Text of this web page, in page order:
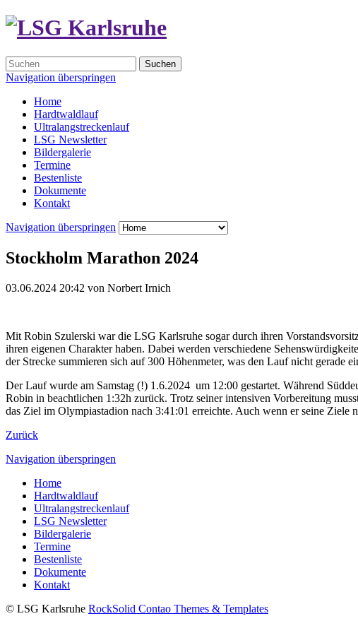
Suchen
Navigation überspringen
Home
Hardtwaldlauf
Ultralangstreckenlauf
LSG Newsletter
Bildergalerie
Termine
Bestenliste
Dokumente
Kontakt
Navigation überspringen
Stockholm Marathon 2024
03.06.2024 20:42 von Norbert Irnich
Mit Robin Szulerski war die LSG Karlsruhe sogar durch ihren
ihren eigenen Charakter haben. Dabei werden verschiedene
der Strecke summieren sich auf 300 Höhenmeter, was den Lauf nicht gerade
Der Lauf wurde am Samstag (!) 1.6.2024 um 12:00 gestartet. Während
Robin in beachtlichen 1:32h zurück. Trotz seiner intensiven Vorbereitung
das Ziel im Olympiastadion nach 3:41:01 erreichte. Auch wenn er seine Ziele
Zurück
Navigation überspringen
Home
Hardtwaldlauf
Ultralangstreckenlauf
LSG Newsletter
Bildergalerie
Termine
Bestenliste
Dokumente
Kontakt
© LSG Karlsruhe RockSolid Contao Themes & Templates